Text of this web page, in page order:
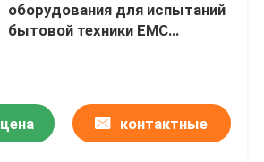
оборудования для испытаний
бытовой техники EMC
контактные